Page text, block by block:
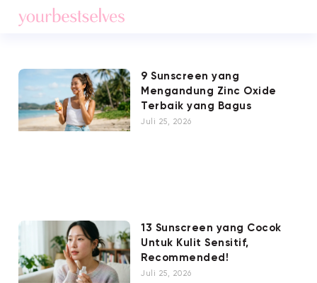
9 Sunscreen yang
Mengandung Zinc Oxide
Terbaik yang Bagus
Juli 25, 2026
13 Sunscreen yang Cocok
Untuk Kulit Sensitif,
Recommended!
Juli 25, 2026